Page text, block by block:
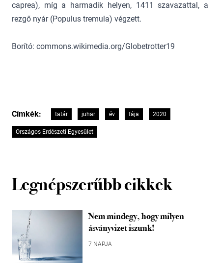
caprea), míg a harmadik helyen, 1411 szavazattal, a
rezgő nyár (Populus tremula) végzett.
Borító: commons.wikimedia.org/Globetrotter19
Címkék: tatár juhar év fája 2020
Országos Erdészeti Egyesület
Legnépszerűbb cikkek
Nem mindegy, hogy milyen
ásványvizet iszunk!
7 NAPJA